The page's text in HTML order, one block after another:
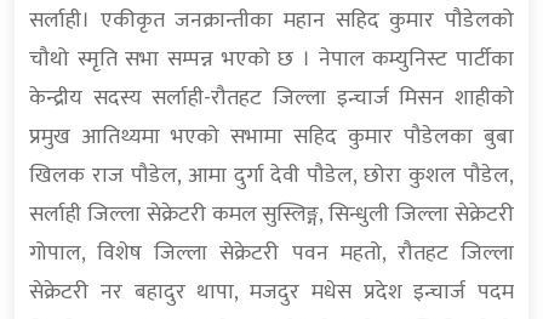
सर्लाही। एकीकृत जनक्रान्तीका महान सहिद कुमार पौडेलको
चौथो स्मृति सभा सम्पन्न भएको छ । नेपाल कम्युनिस्ट पार्टीका
केन्द्रीय सदस्य सर्लाही-रौतहट जिल्ला इन्चार्ज मिसन शाहीको
प्रमुख आतिथ्यमा भएको सभामा सहिद कुमार पौडेलका बुबा
खिलक राज पौडेल, आमा दुर्गा देवी पौडेल, छोरा कुशल पौडेल,
सर्लाही जिल्ला सेक्रेटरी कमल सुस्लिङ्ग, सिन्धुली जिल्ला सेक्रेटरी
गोपाल, विशेष जिल्ला सेक्रेटरी पवन महतो, रौतहट जिल्ला
सेक्रेटरी नर बहादुर थापा, मजदुर मधेस प्रदेश इन्चार्ज पदम